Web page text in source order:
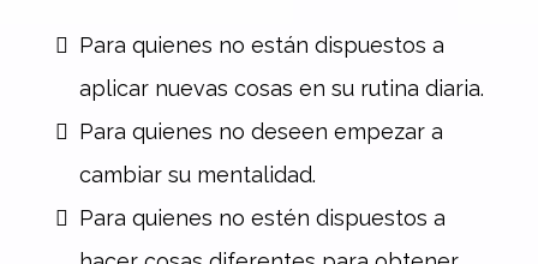
Para quienes no están dispuestos a
aplicar nuevas cosas en su rutina diaria.
Para quienes no deseen empezar a
cambiar su mentalidad.
Para quienes no estén dispuestos a